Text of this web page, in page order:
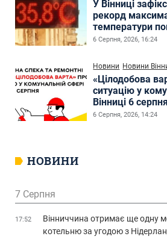
У Вінниці
рекорд
температури
6 Серпня, 2026, 16:24
Новини Новини
«Цілодобова
ситуацію у
Вінниці 6 серпня
6 Серпня, 2026, 14:24
НОВИНИ
7 Серпня
17:52
Вінниччина отримає ще одну
котельню за угодою з